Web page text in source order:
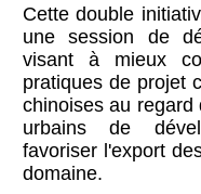
Cette double
une session de
visant à mieux
pratiques de projet
chinoises au regard
urbains de
favoriser l'export
domaine.